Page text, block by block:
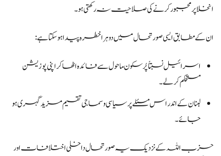
انخلا پر مجبور کرنے کی صلاحیت نہ رکھتی ہو۔
ان کے مطابق ایسی صورتحال میں دوہرا خطرہ پیدا ہو سکتا ہے:
اسرائیل نسبتاً پُرسکون ماحول سے فائدہ اٹھا کر اپنی پوزیشن
مستحکم کر لے۔
لبنان کے اندر اس مسئلے پر سیاسی و سماجی تقسیم مزید گہری ہو
جائے۔
حزب اللہ کے نزدیک یہ صورتحال داخلی اختلافات اور